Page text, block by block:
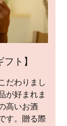
ト】
だわりまし
が好まれま
高いお酒
す。贈る際